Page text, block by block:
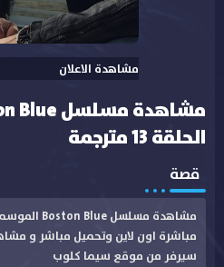
مشاهدة الاعلان
الحلقة 13 مترجمة
قصة
مباشرة اون لاين وتحميل مباشر و
سيرفر من موقع سيما كلوب